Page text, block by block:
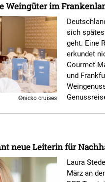
Weingüter im
©nicko cruises
sich
geht. Eine
erkundet
Gourmet-
und
neue Leiterin für
Laura
März an